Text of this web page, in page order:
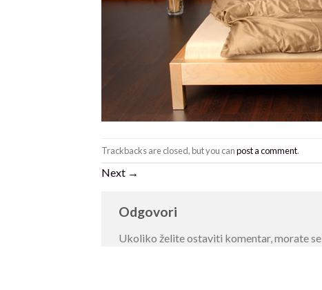
Trackbacks are closed, but you canpost a comment.
Next →
Odgovori
Ukoliko želite ostaviti komentar, morate se